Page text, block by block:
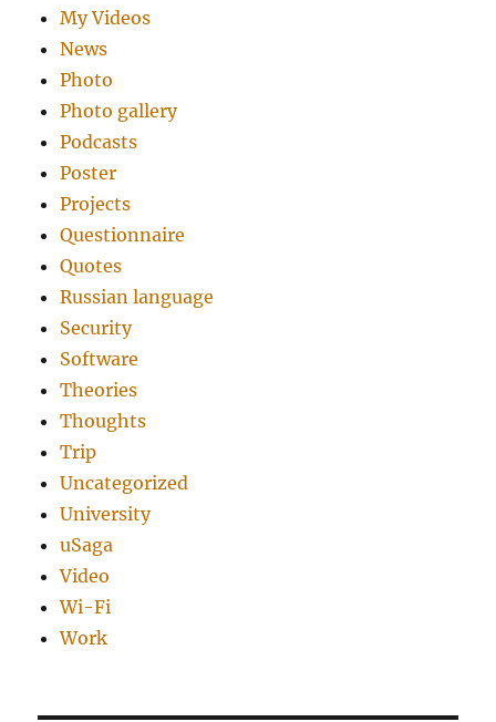
My Videos
News
Photo
Photo gallery
Podcasts
Poster
Projects
Questionnaire
Quotes
Russian language
Security
Software
Theories
Thoughts
Trip
Uncategorized
University
uSaga
Video
Wi-Fi
Work